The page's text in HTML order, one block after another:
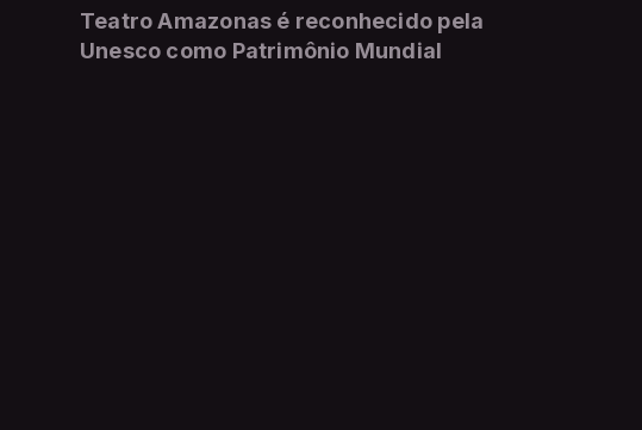
Teatro Amazonas é reconhecido pela
Unesco como Patrimônio Mundial